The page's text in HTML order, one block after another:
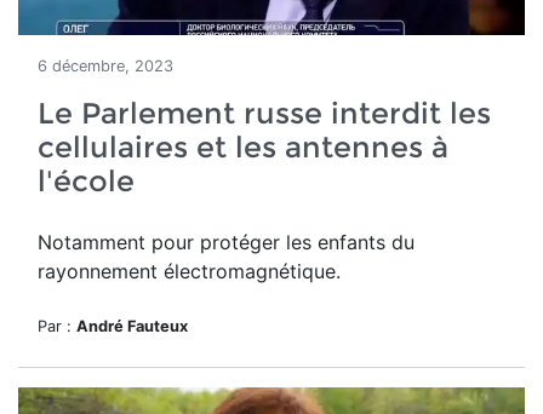
6 décembre, 2023
Le Parlement russe interdit les
cellulaires et les antennes à
l'école
Notamment pour protéger les enfants du
rayonnement électromagnétique.
Par : André Fauteux